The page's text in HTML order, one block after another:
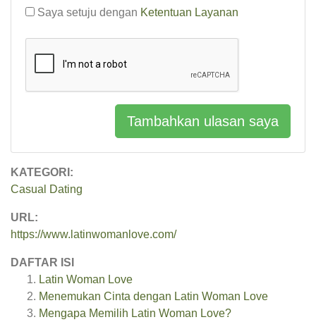
KATEGORI:
Casual Dating
URL:
https://www.latinwomanlove.com/
DAFTAR ISI
Latin Woman Love
Menemukan Cinta dengan Latin Woman Love
Mengapa Memilih Latin Woman Love?
Saya setuju dengan Ketentuan Layanan
Tambahkan ulasan saya